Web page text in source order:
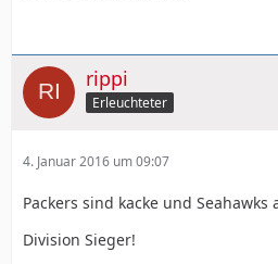
rippi
Erleuchteter
4. Januar 2016 um 09:07
Packers sind kacke und Seahawks
Division Sieger!